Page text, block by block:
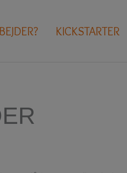
KICKSTARTER